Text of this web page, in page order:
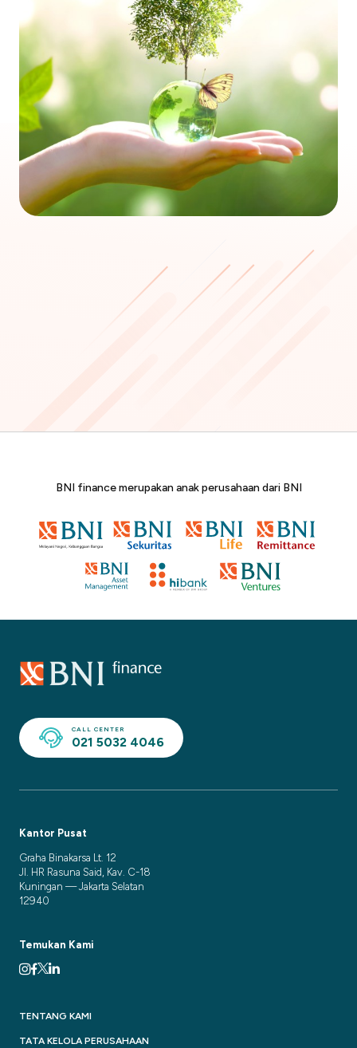
BNI finance merupakan anak perusahaan dari BNI
CALL CENTER
021 5032 4046
Kantor Pusat
Graha Binakarsa Lt. 12
Jl. HR Rasuna Said, Kav. C-18
Kuningan — Jakarta Selatan
12940
TENTANG KAMI
TATA KELOLA PERUSAHAAN
Temukan Kami